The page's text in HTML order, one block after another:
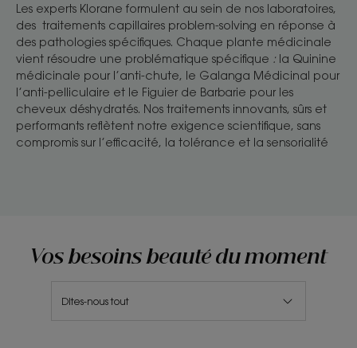
Les experts Klorane formulent au sein de nos laboratoires,
des traitements capillaires problem-solving en réponse à
des pathologies spécifiques. Chaque plante médicinale
vient résoudre une problématique spécifique : la Quinine
médicinale pour l’anti-chute, le Galanga Médicinal pour
l’anti-pelliculaire et le Figuier de Barbarie pour les
cheveux déshydratés. Nos traitements innovants, sûrs et
performants reflètent notre exigence scientifique, sans
compromis sur l’efficacité, la tolérance et la sensorialité
Vos besoins beauté du moment
Dites-nous tout